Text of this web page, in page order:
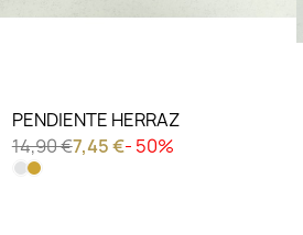
PENDIENTE HERRAZ
14,90 €7,45 €- 50%